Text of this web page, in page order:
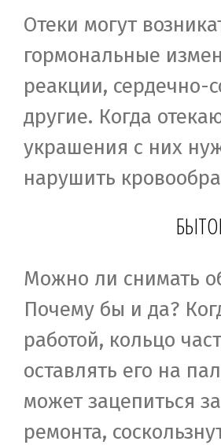
Отеки могут
гормональные
реакции, сердечно-
другие. Когда
украшения с них
нарушить
Можно ли снимать
Почему бы и да?
работой, кольцо
оставлять его на
может зацепиться
ремонта,